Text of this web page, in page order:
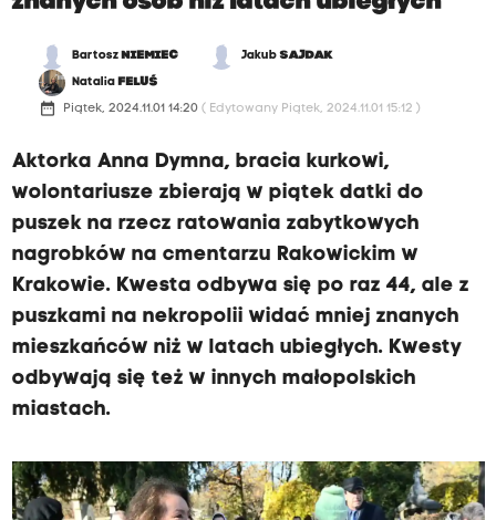
Bartosz NIEMIEC JakubSAJDAK
Natalia FELUŚ
date_range Piątek, 2024.11.01 14:20 ( Edytowany Piątek, 2024.11.01 15:12 )
Aktorka Anna Dymna, bracia kurkowi,
wolontariusze zbierają w piątek datki do
puszek na rzecz ratowania zabytkowych
nagrobków na cmentarzu Rakowickim w
Krakowie. Kwesta odbywa się po raz 44, ale z
puszkami na nekropolii widać mniej znanych
mieszkańców niż w latach ubiegłych. Kwesty
odbywają się też w innych małopolskich
miastach.